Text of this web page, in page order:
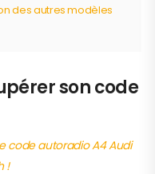
des autres modèles
son code
code autoradio A4 Audi
!